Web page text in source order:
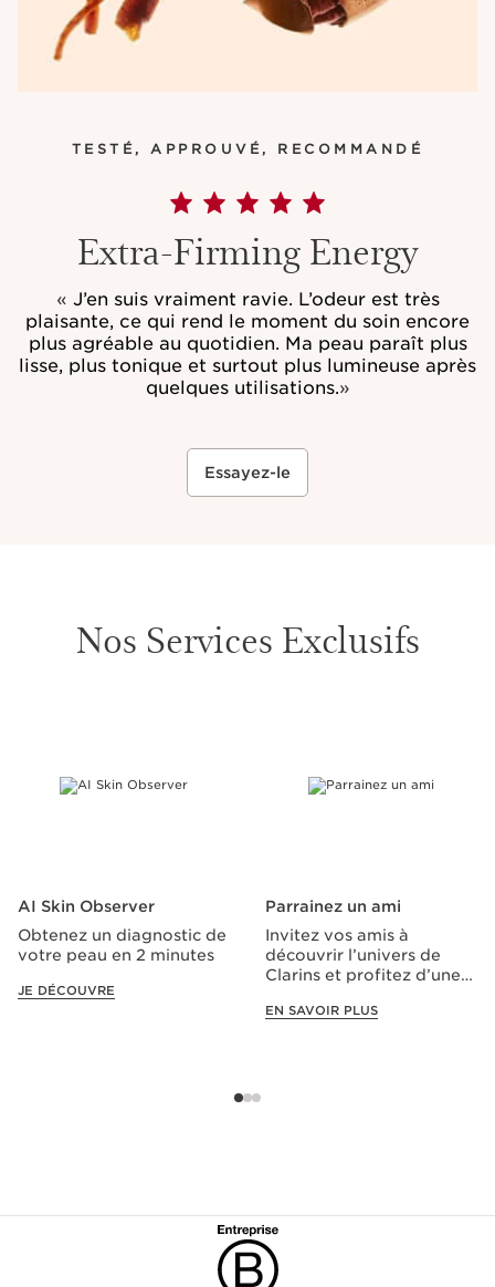
TESTÉ, APPROUVÉ, RECOMMANDÉ
Extra-Firming Energy
« J’en suis vraiment ravie. L’odeur est très
plaisante, ce qui rend le moment du soin encore
plus agréable au quotidien. Ma peau paraît plus
lisse, plus tonique et surtout plus lumineuse après
quelques utilisations.»
Essayez-le
Nos Services Exclusifs
AI Skin Observer
Obtenez un diagnostic de
votre peau en 2 minutes
JE DÉCOUVRE
Parrainez un ami
Invitez vos amis à
découvrir l’univers de
Clarins et profitez d’une
EN SAVOIR PLUS